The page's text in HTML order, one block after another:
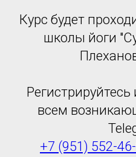
Курс будет
школы йоги
всем
+7 (951) 552-